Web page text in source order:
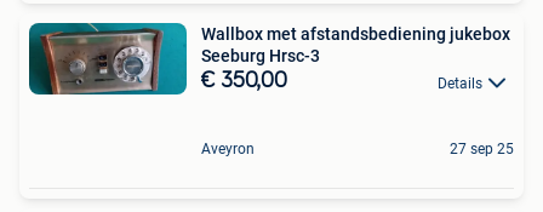
Wallbox met afstandsbediening jukebox
Seeburg Hrsc-3
€ 350,00 Details
Aveyron 27 sep 25